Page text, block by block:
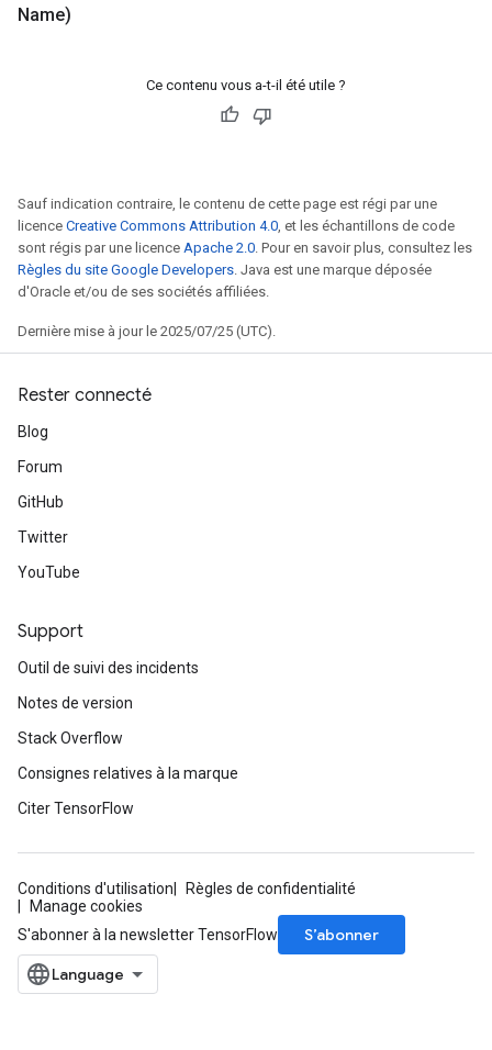
Name)
Ce contenu vous a-t-il été utile ?
Sauf indication contraire, le contenu de cette page est régi par une
licence Creative Commons Attribution 4.0 , et les échantillons de code
sont régis par une licence Apache 2.0 . Pour en savoir plus, consultez les
Règles du site Google Developers . Java est une marque déposée
d'Oracle et/ou de ses sociétés affiliées.
Dernière mise à jour le 2025/07/25 (UTC).
Rester connecté
Blog
Forum
GitHub
Twitter
YouTube
Support
Outil de suivi des incidents
Notes de version
Stack Overflow
Consignes relatives à la marque
Citer TensorFlow
Conditions d'utilisation
Règles de confidentialité
Manage cookies
S'abonner à la newsletter TensorFlow
S’abonner